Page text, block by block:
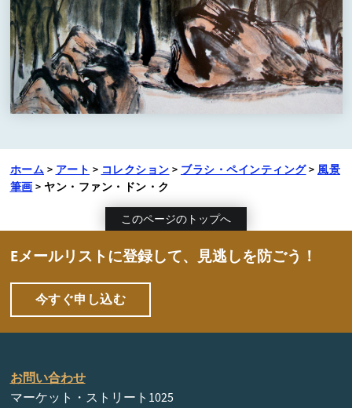
ホーム > アート > コレクション > ブラシ・ペインティング> 風景
筆画 > ヤン・ファン・ドン・ク
このページのトップへ
Eメールリストに登録して、見逃しを防ごう！
今すぐ申し込む
お問い合わせ
マーケット・ストリート1025